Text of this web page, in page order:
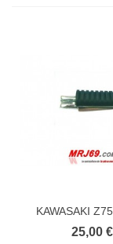
KAWASAKI
201225,00 €